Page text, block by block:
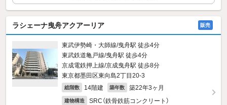
ラシェーナ曳舟アクアーリア 販売
東武伊勢崎・大師線/曳舟駅 徒歩4分
東武鉄道亀戸線/曳舟駅 徒歩4分
京成電鉄押上線/京成曳舟駅 徒歩8分
東京都墨田区東向島2丁目20-3
総階数 14階建 築年数 築22年3ヶ月
建物構造 SRC（鉄骨鉄筋コンクリート）